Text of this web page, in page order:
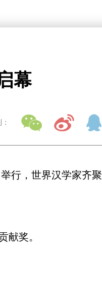
幕
行，世界汉学家齐聚
献奖。